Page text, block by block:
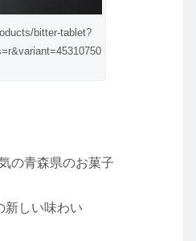
bitter-tablet?
の青森県のお菓子
しい味わい